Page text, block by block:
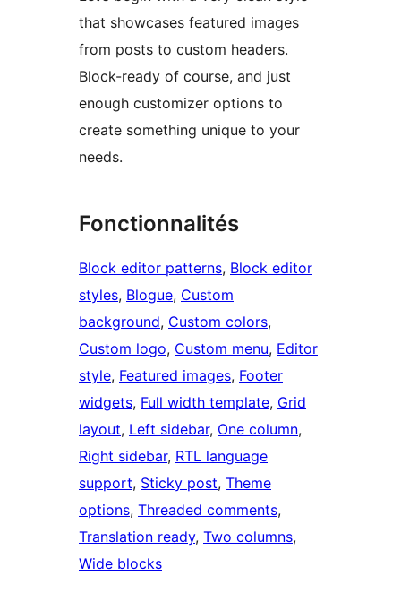
that showcases featured images
from posts to custom headers.
Block-ready of course, and just
enough customizer options to
create something unique to your
needs.
Fonctionnalités
Block editor patterns, Block editor
styles, Blogue, Custom
background, Custom colors
Custom logo, Custom menu, Editor
style, Featured images, Footer
widgets, Full width template, Grid
layout, Left sidebar, One column
Right sidebar, RTL language
support, Sticky post, Theme
options, Threaded comments
Translation ready, Two columns
Wide blocks